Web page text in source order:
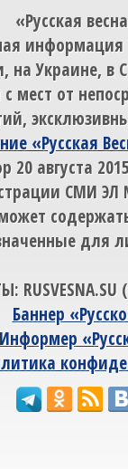
«Русская
информация
на Украине,
мест от
«Русская
20 августа
СМИ ЭЛ
для
RUSVESNA.SU
Баннер
Информер